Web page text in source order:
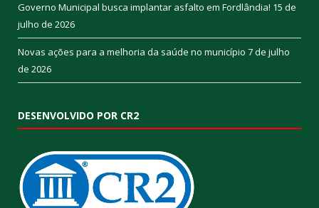
Governo Municipal busca implantar asfalto em Fordlândia! 15 de
julho de 2026
Novas ações para a melhoria da saúde no município 7 de julho
de 2026
DESENVOLVIDO POR CR2